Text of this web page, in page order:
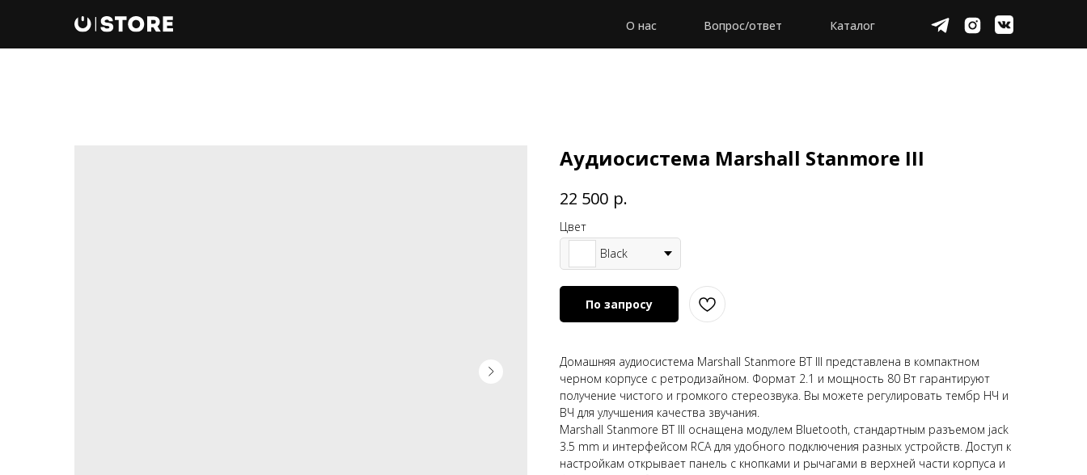
О нас Вопрос/ответ Каталог
Аудиосистема Marshall Stanmore III
22 500 р.
Цвет
Black
По запросу
Домашняя аудиосистема Marshall Stanmore BT III представлена в компактном
черном корпусе с ретродизайном. Формат 2.1 и мощность 80 Вт гарантируют
получение чистого и громкого стереозвука. Вы можете регулировать тембр НЧ и
ВЧ для улучшения качества звучания.
Marshall Stanmore BT III оснащена модулем Bluetooth, стандартным разъемом jack
3.5 mm и интерфейсом RCA для удобного подключения разных устройств. Доступ к
настройкам открывает панель с кнопками и рычагами в верхней части корпуса и